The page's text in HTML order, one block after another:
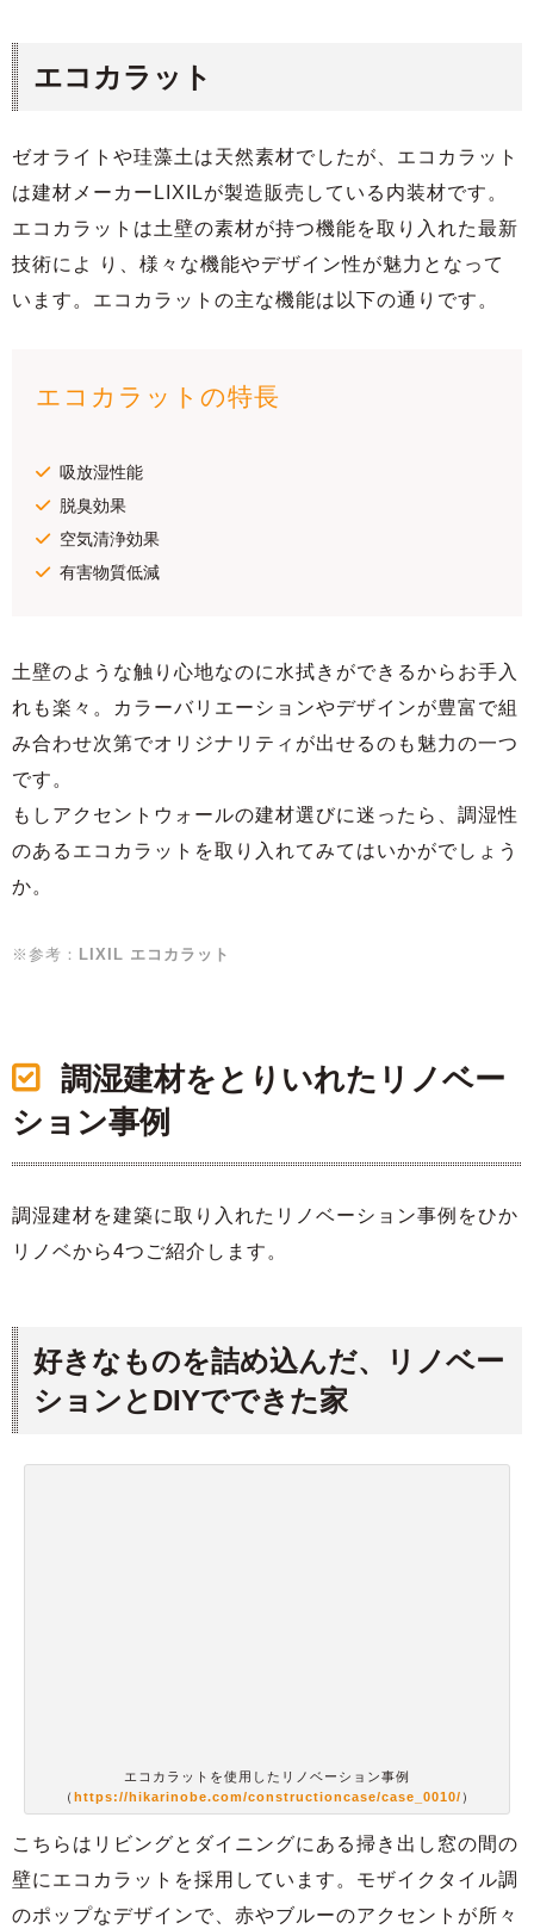
エコカラット
ゼオライトや珪藻土は天然素材でしたが、エコカラット
は建材メーカーLIXILが製造販売している内装材です。
エコカラットは土壁の素材が持つ機能を取り入れた最新
技術によ り、様々な機能やデザイン性が魅力となって
います。エコカラットの主な機能は以下の通りです。
エコカラットの特長
吸放湿性能
脱臭効果
空気清浄効果
有害物質低減
土壁のような触り心地なのに水拭きができるからお手入
れも楽々。カラーバリエーションやデザインが豊富で組
み合わせ次第でオリジナリティが出せるのも魅力の一つ
です。
もしアクセントウォールの建材選びに迷ったら、調湿性
のあるエコカラットを取り入れてみてはいかがでしょう
か。
※参考： LIXIL エコカラット
調湿建材をとりいれたリノベー
ション事例
調湿建材を建築に取り入れたリノベーション事例をひか
リノベから4つご紹介します。
好きなものを詰め込んだ、リノベー
ションとDIYでできた家
エコカラットを使用したリノベーション事例
（ https://hikarinobe.com/constructioncase/case_0010/ ）
こちらはリビングとダイニングにある掃き出し窓の間の
壁にエコカラットを採用しています。モザイクタイル調
のポップなデザインで、赤やブルーのアクセントが所々